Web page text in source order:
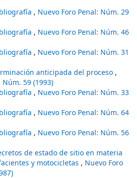
, Nuevo Foro Penal: Núm. 29
, Nuevo Foro Penal: Núm. 46
, Nuevo Foro Penal: Núm. 31
anticipada del proceso ,
Núm. 59 (1993)
, Nuevo Foro Penal: Núm. 33
, Nuevo Foro Penal: Núm. 64
, Nuevo Foro Penal: Núm. 56
de estado de sitio en materia
y motocicletas , Nuevo Foro